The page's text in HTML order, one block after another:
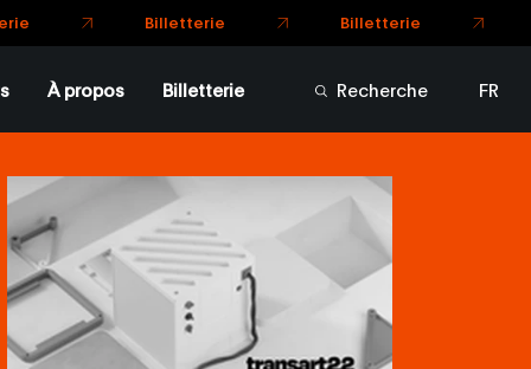
À propos Billetterie Recherche
FR